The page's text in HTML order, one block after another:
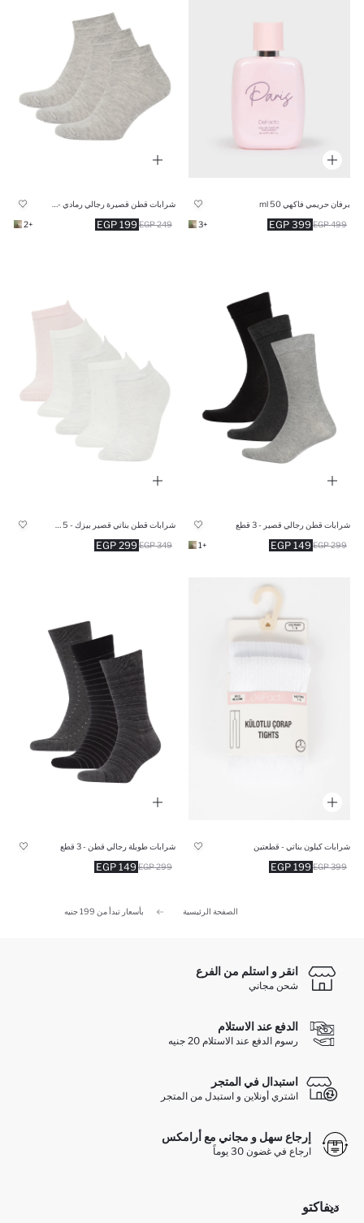
برفان حريمي فاكهي 50 ml
399 EGP 499 EGP
+3
199 EGP 249 EGP
+2
شرابات قطن رجالي قصير - 3 قطع
149 EGP 299 EGP
+1
299 EGP 349 EGP
شرابات كيلون بناتي - قطعتين
199 EGP 399 EGP
شرابات طويلة رجالي قطن - 3 قطع
149 EGP 299 EGP
الصفحة الرئيسية بأسعار تبدأ من 199 جنيه
انقر و استلم من الفرع
شحن مجاني
الدفع عند الاستلام
رسوم الدفع عند الاستلام 20 جنيه
استبدال في المتجر
اشتري أونلاين و استبدل من المتجر
إرجاع سهل و مجاني مع أرامكس
ارجاع في غضون 30 يوماً
ديفاكتو